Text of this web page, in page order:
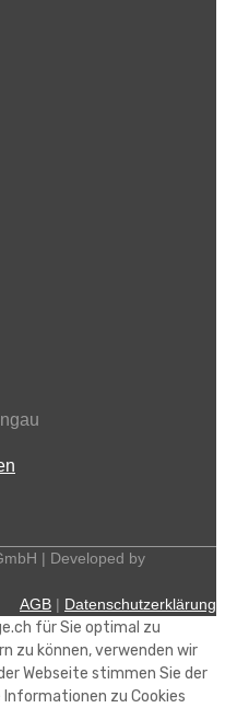
| Developed by
AGB | Datenschutzerklärung
für Sie optimal zu
zu können, verwenden wir
Webseite stimmen Sie der
Informationen zu Cookies